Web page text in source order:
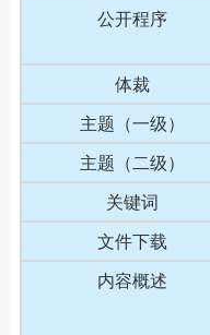
公开程序
体裁
主题（一级）
主题（二级）
关键词
文件下载
内容概述